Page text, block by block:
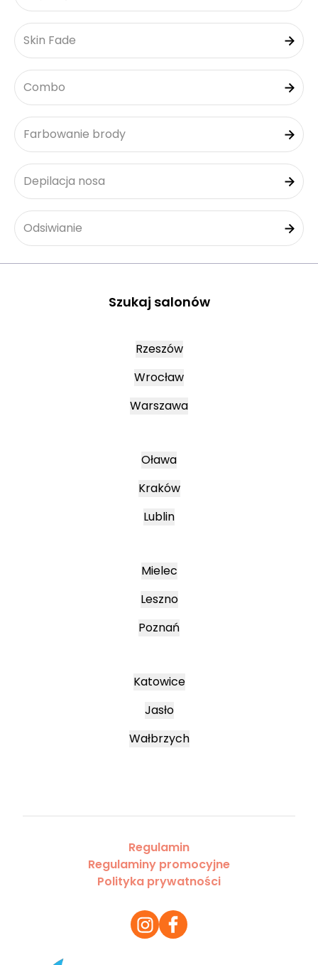
Skin Fade
Combo
Farbowanie brody
Depilacja nosa
Odsiwianie
Szukaj salonów
Rzeszów
Wrocław
Warszawa
Oława
Kraków
Lublin
Mielec
Leszno
Poznań
Katowice
Jasło
Wałbrzych
Regulamin
Regulaminy promocyjne
Polityka prywatności